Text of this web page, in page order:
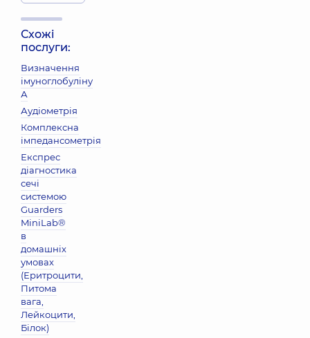
Схожі
послуги:
Визначення
імуноглобуліну
А
Аудіометрія
Комплексна
імпедансометрія
Експрес
діагностика
сечі
системою
Guarders
MiniLab®
в
домашніх
умовах
(Еритроцити,
Питома
вага,
Лейкоцити,
Бiлок)